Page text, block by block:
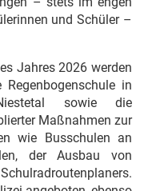
und Schüler –
Jahres 2026 werden
in
sowie die
Maßnahmen zur
wie Busschulen an
der Ausbau von